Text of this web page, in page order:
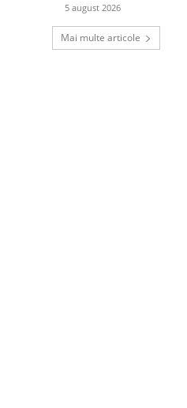
5 august 2026
Mai multe articole